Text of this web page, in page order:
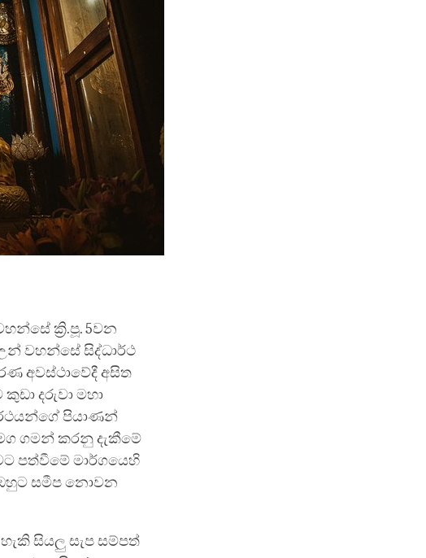
ක්‍රි.පූ. 5වන
වහන්සේ සිද්ධාර්ථ
අවස්ථාවේදී අසිත
දරුවා මහා
පියාණන්
මග ගමන් කරනු දැකීමේ
පත්වීමේ මාර්ගයෙහි
සමීප නොවන
සියලු සැප සම්පත්